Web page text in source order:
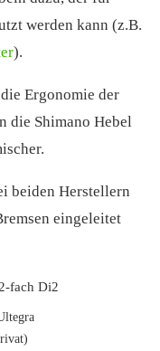
werden kann (z.B.
).
Ergonomie der
die Shimano Hebel
beiden Herstellern
eingeleitet